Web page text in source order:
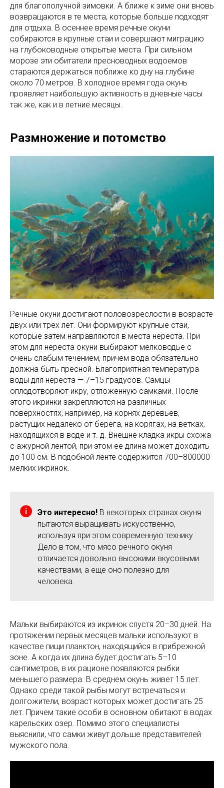
для благополучной зимовки. А ближе к зиме они вновь
возвращаются в те места, которые больше подходят
для отдыха. В осеннее время речные окуни
собираются в крупные стаи и совершают миграцию
на глубоководные открытые места. При сильном
морозе эти обитатели пресноводных водоемов
стараются держаться поближе ко дну на глубине
около 70 метров. В холодное время года окунь
проявляет наибольшую активность в дневные часы
так же, как и в летние месяцы.
Размножение и потомство
Речные окуни достигают половозреслости в возрасте
двух или трех лет. Они формируют крупные стаи,
которые затем направляются в места нереста. При
этом для нереста окуни выбирают мелководье с
очень слабым течением, причем вода обязательно
должна быть пресной. Благоприятная температура
воды для нереста — 7–15 градусов. Самцы
оплодотворяют икру, отложенную самками. После
этого икринки закрепляются на различных
поверхностях, например, на корнях деревьев,
растущих недалеко от берега, на корягах, на ветках,
находящихся в воде и т. д. Внешне кладка икры схожа
с ажурной лентой, при этом ее длина может доходить
до 100 см. В подобной ленте содержится 700–800000
мелких икринок.
Это интересно! В некоторых странах окуня
пытаются выращивать искусственно,
используя при этом современную технику.
Дело в том, что мясо речного окуня
отличается довольно высокими вкусовыми
качествами, а еще оно полезно для
человека.
Мальки выбираются из икринок спустя 20–30 дней. На
протяжении первых месяцев мальки используют в
качестве пищи планктон, находящийся в прибрежной
зоне. А когда их длина будет достигать 5–10
сантиметров, в их рационе появляются рыбки
меньшего размера. В среднем окунь живет 15 лет.
Однако среди такой рыбы могут встречаться и
долгожители, возраст которых может достигать 25
лет. Причем такие особи в основном обитают в водах
карельских озер. Помимо этого специалисты
выяснили, что самки живут дольше представителей
мужского пола.